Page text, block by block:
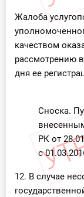
Жалоба
качеством
рассмотрению
дня ее
Сноска.
РК от
с
12. В случае